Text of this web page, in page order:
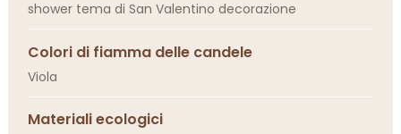
shower tema di San Valentino decorazione
Colori di fiamma delle candele
Viola
Materiali ecologici